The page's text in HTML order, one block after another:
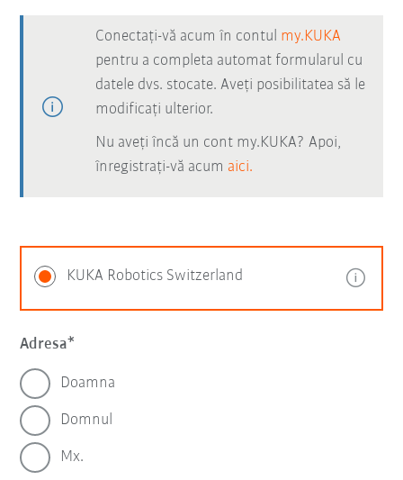
Conectați-vă acum în contul my.KUKA
pentru a completa automat formularul cu
datele dvs. stocate. Aveți posibilitatea să le
modificați ulterior.
Nu aveți încă un cont my.KUKA? Apoi,
înregistrați-vă acum aici.
KUKA Robotics Switzerland
Adresa
Doamna
Domnul
Mx.